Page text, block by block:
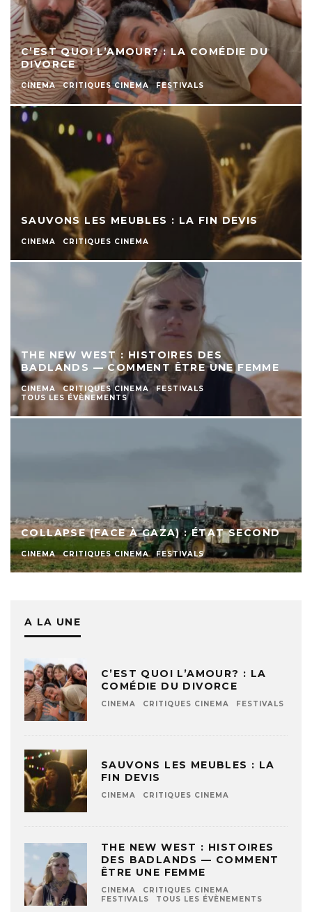
C’EST QUOI L’AMOUR? : LA COMÉDIE DU
DIVORCE
CINEMA CRITIQUES CINEMA FESTIVALS
SAUVONS LES MEUBLES : LA FIN DEVIS
CINEMA CRITIQUES CINEMA
THE NEW WEST : HISTOIRES DES
BADLANDS — COMMENT ÊTRE UNE FEMME
CINEMA CRITIQUES CINEMA
FESTIVALS
TOUS LES ÉVÈNEMENTS
COLLAPSE (FACE À GAZA) : ÉTAT SECOND
CINEMA CRITIQUES CINEMA FESTIVALS
A LA UNE
C’EST QUOI L’AMOUR? : LA
COMÉDIE DU DIVORCE
CINEMA CRITIQUES CINEMA FESTIVALS
SAUVONS LES MEUBLES : LA
FIN DEVIS
CINEMA CRITIQUES CINEMA
THE NEW WEST : HISTOIRES
DES BADLANDS — COMMENT
ÊTRE UNE FEMME
CINEMA
CRITIQUES CINEMA
FESTIVALS
TOUS LES ÉVÈNEMENTS